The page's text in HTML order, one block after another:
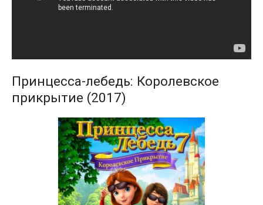
Принцесса-лебедь: Королевское
прикрытие (2017)